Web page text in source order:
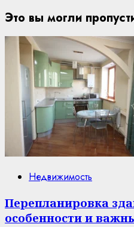
Это вы могли
Недвижимость
Перепланировка
особенности и